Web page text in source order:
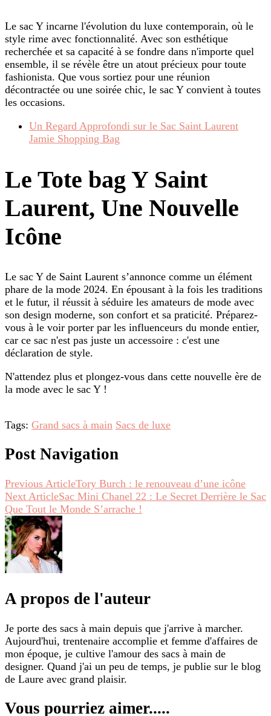
Le sac Y incarne l'évolution du luxe contemporain, où le
style rime avec fonctionnalité. Avec son esthétique
recherchée et sa capacité à se fondre dans n'importe quel
ensemble, il se révèle être un atout précieux pour toute
fashionista. Que vous sortiez pour une réunion
décontractée ou une soirée chic, le sac Y convient à toutes
les occasions.
Un Regard Approfondi sur le Sac Saint Laurent
Jamie Shopping Bag
Le Tote bag Y Saint
Laurent, Une Nouvelle
Icône
Le sac Y de Saint Laurent s’annonce comme un élément
phare de la mode 2024. En épousant à la fois les traditions
et le futur, il réussit à séduire les amateurs de mode avec
son design moderne, son confort et sa praticité. Préparez-
vous à le voir porter par les influenceurs du monde entier,
car ce sac n'est pas juste un accessoire : c'est une
déclaration de style.
N'attendez plus et plongez-vous dans cette nouvelle ère de
la mode avec le sac Y !
Tags: Grand sacs à main Sacs de luxe
Post Navigation
Previous ArticleTory Burch : le renouveau d’une icône
Next ArticleSac Mini Chanel 22 : Le Secret Derrière le Sac
Que Tout le Monde S’arrache !
A propos de l'auteur
Je porte des sacs à main depuis que j'arrive à marcher.
Aujourd'hui, trentenaire accomplie et femme d'affaires de
mon époque, je cultive l'amour des sacs à main de
designer. Quand j'ai un peu de temps, je publie sur le blog
de Laure avec grand plaisir.
Vous pourriez aimer.....